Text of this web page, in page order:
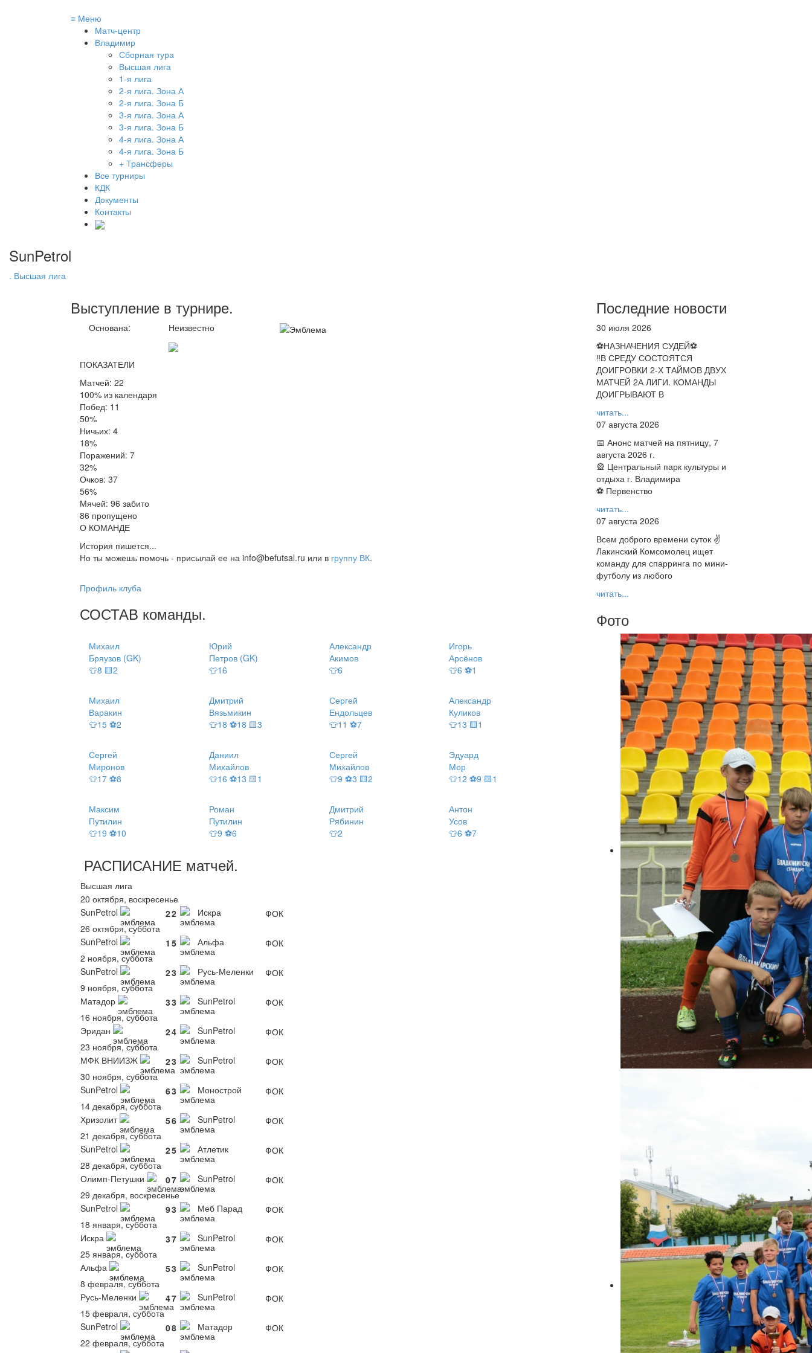
≡ Меню
Матч-центр
Владимир
Сборная тура
Высшая лига
1-я лига
2-я лига. Зона А
2-я лига. Зона Б
3-я лига. Зона А
3-я лига. Зона Б
4-я лига. Зона А
4-я лига. Зона Б
+ Трансферы
Все турниры
КДК
Документы
Контакты
SunPetrol
. Высшая лига
Выступление в турнире.
Основана: Неизвестно
ПОКАЗАТЕЛИ
Матчей: 22
100% из календаря
Побед: 11
50%
Ничьих: 4
18%
Поражений: 7
32%
Очков: 37
56%
Мячей: 96 забито
86 пропущено
О КОМАНДЕ
История пишется...
Но ты можешь помочь - присылай ее на info@befutsal.ru или в группу ВК.
Профиль клуба
СОСТАВ команды.
Михаил
Бряузов (GK)
👕8 🟨2
Юрий
Петров (GK)
👕16
Александр
Акимов
👕6
Игорь
Арсёнов
👕6 ⚽1
Михаил
Варакин
👕15 ⚽2
Дмитрий
Вязьмикин
👕18 ⚽18 🟨3
Сергей
Ендольцев
👕11 ⚽7
Александр
Куликов
👕13 🟨1
Сергей
Миронов
👕17 ⚽8
Даниил
Михайлов
👕16 ⚽13 🟨1
Сергей
Михайлов
👕9 ⚽3 🟨2
Эдуард
Мор
👕12 ⚽9 🟨1
Максим
Путилин
👕19 ⚽10
Роман
Путилин
👕9 ⚽6
Дмитрий
Рябинин
👕2
Антон
Усов
👕6 ⚽7
РАСПИСАНИЕ матчей.
Высшая лига
20 октября, воскресенье
SunPetrol
22 Искра
ФОК
26 октября, суббота
SunPetrol
1 5 Альфа
ФОК
2 ноября, суббота
SunPetrol
23 Русь-Меленки
ФОК
9 ноября, суббота
Матадор
33 SunPetrol
ФОК
16 ноября, суббота
Эридан
24 SunPetrol
ФОК
23 ноября, суббота
МФК ВНИИЗЖ
23 SunPetrol
ФОК
30 ноября, суббота
SunPetrol
63 Монострой
ФОК
14 декабря, суббота
Хризолит
56 SunPetrol
ФОК
21 декабря, суббота
SunPetrol
25 Атлетик
ФОК
28 декабря, суббота
Олимп-Петушки
07 SunPetrol
ФОК
29 декабря, воскресенье
SunPetrol
93 Меб Парад
ФОК
18 января, суббота
Искра
37 SunPetrol
ФОК
25 января, суббота
Альфа
53 SunPetrol
ФОК
8 февраля, суббота
Русь-Меленки
47 SunPetrol
ФОК
15 февраля, суббота
SunPetrol
08 Матадор
ФОК
22 февраля, суббота
Последние новости
30 июля 2026
⚽НАЗНАЧЕНИЯ СУДЕЙ⚽
‼В СРЕДУ СОСТОЯТСЯ
ДОИГРОВКИ 2-Х ТАЙМОВ ДВУХ
МАТЧЕЙ 2А ЛИГИ. КОМАНДЫ
ДОИГРЫВАЮТ В
читать...
07 августа 2026
📅 Анонс матчей на пятницу, 7
августа 2026 г.
🎡 Центральный парк культуры и
отдыха г. Владимира
⚽ Первенство
читать...
07 августа 2026
Всем доброго времени суток ✌
Лакинский Комсомолец ищет
команду для спарринга по мини-
футболу из любого
читать...
Фото